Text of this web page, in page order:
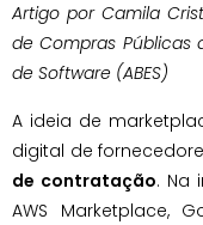
Artigo por Camila
de Compras Públicas
de Software (ABES)
A ideia de
digital de
de contratação. Na
AWS Marketplace,